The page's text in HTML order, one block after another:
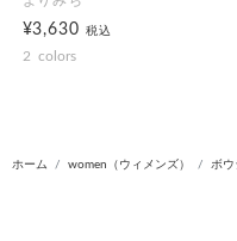
¥3,630税込
2 colors
ホーム women（ウィメンズ） ボウ